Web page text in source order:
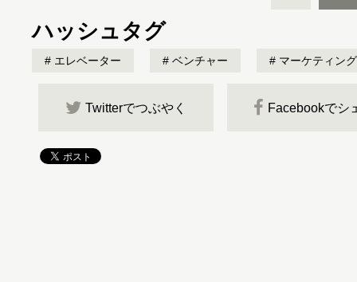
ハッシュタグ
エレベーター ベンチャー マーケティング
Twitterでつぶやく Facebookでシ